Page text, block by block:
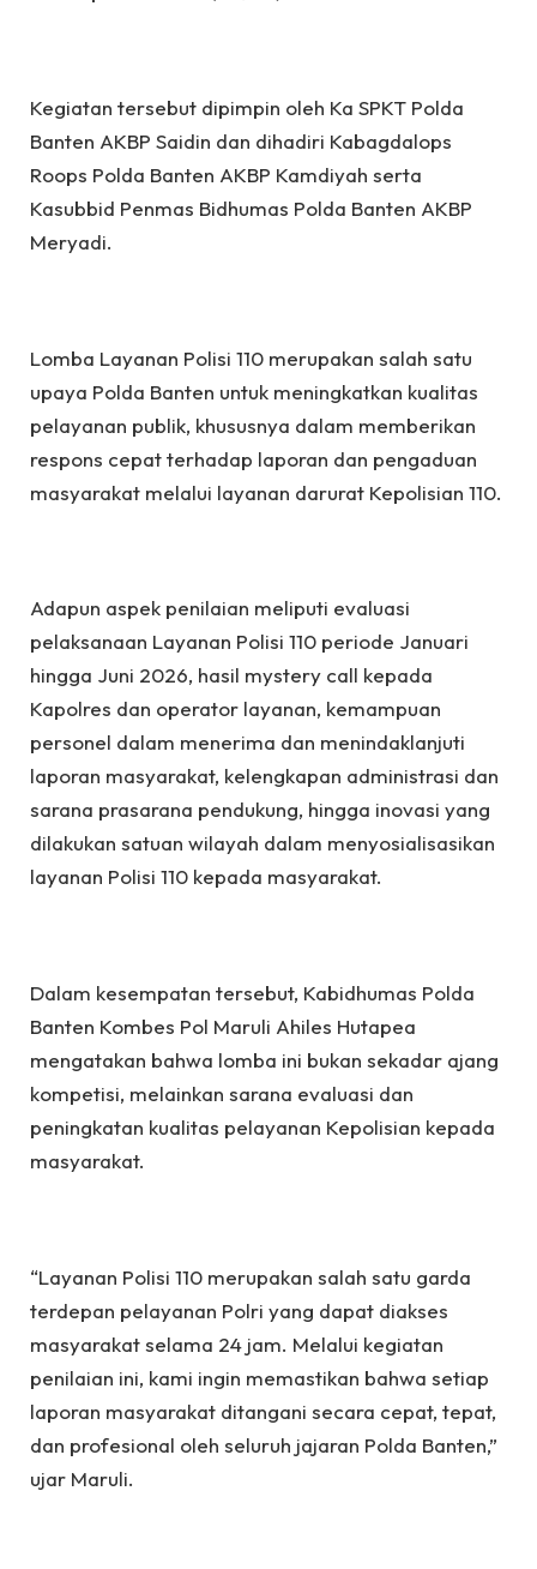
Kegiatan tersebut dipimpin oleh Ka SPKT Polda
Banten AKBP Saidin dan dihadiri Kabagdalops
Roops Polda Banten AKBP Kamdiyah serta
Kasubbid Penmas Bidhumas Polda Banten AKBP
Meryadi.
Lomba Layanan Polisi 110 merupakan salah satu
upaya Polda Banten untuk meningkatkan kualitas
pelayanan publik, khususnya dalam memberikan
respons cepat terhadap laporan dan pengaduan
masyarakat melalui layanan darurat Kepolisian 110.
Adapun aspek penilaian meliputi evaluasi
pelaksanaan Layanan Polisi 110 periode Januari
hingga Juni 2026, hasil mystery call kepada
Kapolres dan operator layanan, kemampuan
personel dalam menerima dan menindaklanjuti
laporan masyarakat, kelengkapan administrasi dan
sarana prasarana pendukung, hingga inovasi yang
dilakukan satuan wilayah dalam menyosialisasikan
layanan Polisi 110 kepada masyarakat.
Dalam kesempatan tersebut, Kabidhumas Polda
Banten Kombes Pol Maruli Ahiles Hutapea
mengatakan bahwa lomba ini bukan sekadar ajang
kompetisi, melainkan sarana evaluasi dan
peningkatan kualitas pelayanan Kepolisian kepada
masyarakat.
“Layanan Polisi 110 merupakan salah satu garda
terdepan pelayanan Polri yang dapat diakses
masyarakat selama 24 jam. Melalui kegiatan
penilaian ini, kami ingin memastikan bahwa setiap
laporan masyarakat ditangani secara cepat, tepat,
dan profesional oleh seluruh jajaran Polda Banten,”
ujar Maruli.